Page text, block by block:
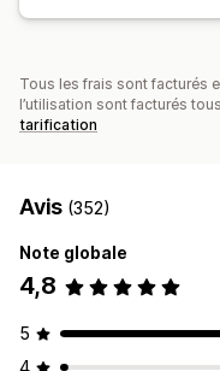
Tous les frais sont facturés
l’utilisation sont facturés
tarification
Avis (352)
Note globale
4,8
5